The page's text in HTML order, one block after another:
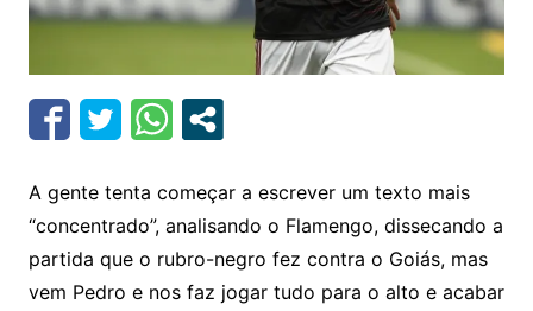
A gente tenta começar a escrever um texto mais
“concentrado”, analisando o Flamengo, dissecando a
partida que o rubro-negro fez contra o Goiás, mas
vem Pedro e nos faz jogar tudo para o alto e acabar